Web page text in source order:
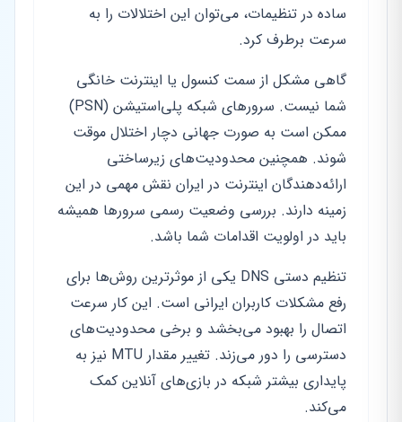
ساده در تنظیمات، می‌توان این اختلالات را به
سرعت برطرف کرد.
گاهی مشکل از سمت کنسول یا اینترنت خانگی
شما نیست. سرورهای شبکه پلی‌استیشن (PSN)
ممکن است به صورت جهانی دچار اختلال موقت
شوند. همچنین محدودیت‌های زیرساختی
ارائه‌دهندگان اینترنت در ایران نقش مهمی در این
زمینه دارند. بررسی وضعیت رسمی سرورها همیشه
باید در اولویت اقدامات شما باشد.
تنظیم دستی DNS یکی از موثرترین روش‌ها برای
رفع مشکلات کاربران ایرانی است. این کار سرعت
اتصال را بهبود می‌بخشد و برخی محدودیت‌های
دسترسی را دور می‌زند. تغییر مقدار MTU نیز به
پایداری بیشتر شبکه در بازی‌های آنلاین کمک
می‌کند.